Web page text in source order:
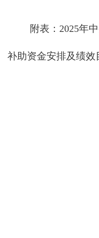
附表：2025年
补助资金安排及绩效